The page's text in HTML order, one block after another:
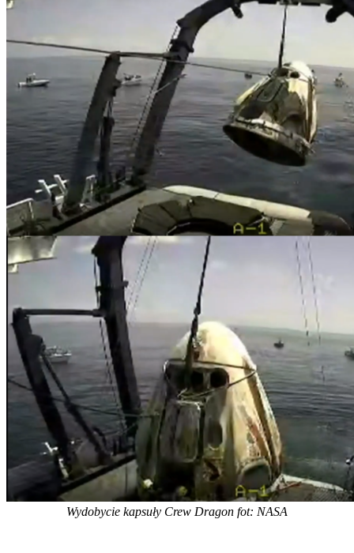
Wydobycie kapsuły Crew Dragon fot: NASA